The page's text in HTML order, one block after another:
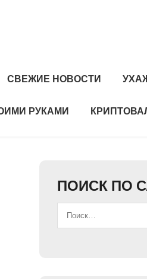
СВЕЖИЕ НОВОСТИ
РУКАМИ
ПОИСК ПО